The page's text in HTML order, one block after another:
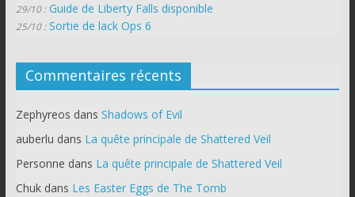
29/10 : Guide de Liberty Falls disponible
25/10 : Sortie de lack Ops 6
Commentaires récents
Zephyreos dans Shadows of Evil
auberlu dans La quête principale de Shattered Veil
Personne dans La quête principale de Shattered Veil
Chukdans Les Easter Eggs de The Tomb